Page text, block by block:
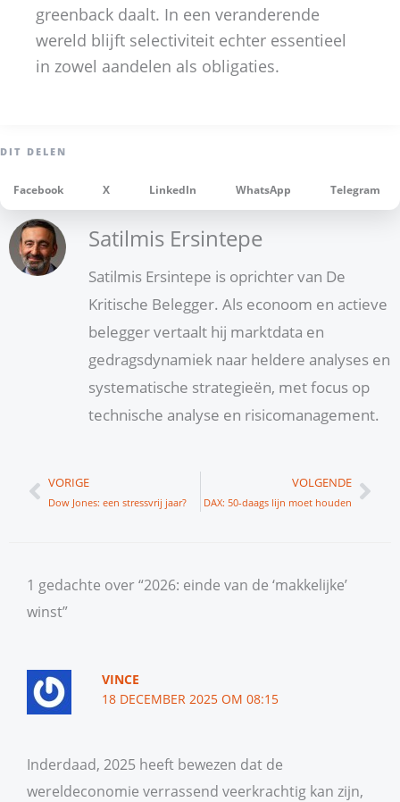
greenback daalt. In een veranderende
wereld blijft selectiviteit echter essentieel
in zowel aandelen als obligaties.
Facebook X LinkedIn WhatsApp Telegram
Satilmis Ersintepe
Satilmis Ersintepe is oprichter van De
Kritische Belegger. Als econoom en actieve
belegger vertaalt hij marktdata en
gedragsdynamiek naar heldere analyses en
systematische strategieën, met focus op
technische analyse en risicomanagement.
Vorige
VORIGE
Dow Jones: een stressvrij jaar?
VOLGENDE
DAX: 50-daags lijn moet houden
1 gedachte over “2026: einde van de ‘makkelijke’
winst”
VINCE
18 DECEMBER 2025 OM 08:15
Inderdaad, 2025 heeft bewezen dat de
wereldeconomie verrassend veerkrachtig kan zijn,